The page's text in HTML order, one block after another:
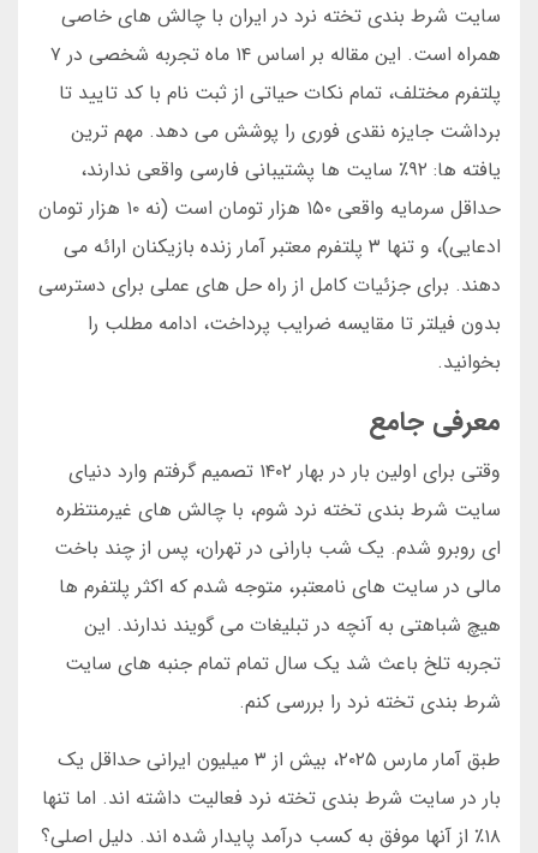
سایت شرط بندی تخته نرد در ایران با چالش های خاصی
همراه است. این مقاله بر اساس ۱۴ ماه تجربه شخصی در ۷
پلتفرم مختلف، تمام نکات حیاتی از ثبت نام با کد تایید تا
برداشت جایزه نقدی فوری را پوشش می دهد. مهم ترین
یافته ها: ۹۲٪ سایت ها پشتیبانی فارسی واقعی ندارند،
حداقل سرمایه واقعی ۱۵۰ هزار تومان است (نه ۱۰ هزار تومان
ادعایی)، و تنها ۳ پلتفرم معتبر آمار زنده بازیکنان ارائه می
دهند. برای جزئیات کامل از راه حل های عملی برای دسترسی
بدون فیلتر تا مقایسه ضرایب پرداخت، ادامه مطلب را
بخوانید.
معرفی جامع
وقتی برای اولین بار در بهار ۱۴۰۲ تصمیم گرفتم وارد دنیای
سایت شرط بندی تخته نرد شوم، با چالش های غیرمنتظره
ای روبرو شدم. یک شب بارانی در تهران، پس از چند باخت
مالی در سایت های نامعتبر، متوجه شدم که اکثر پلتفرم ها
هیچ شباهتی به آنچه در تبلیغات می گویند ندارند. این
تجربه تلخ باعث شد یک سال تمام تمام جنبه های سایت
شرط بندی تخته نرد را بررسی کنم.
طبق آمار مارس ۲۰۲۵، بیش از ۳ میلیون ایرانی حداقل یک
بار در سایت شرط بندی تخته نرد فعالیت داشته اند. اما تنها
۱۸٪ از آنها موفق به کسب درآمد پایدار شده اند. دلیل اصلی؟